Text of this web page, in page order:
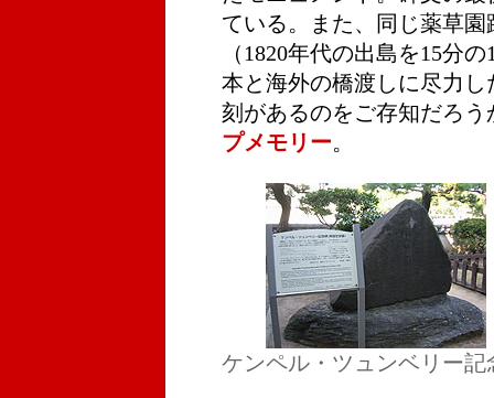
ている。また、同じ薬草
（1820年代の出島を15分
本と海外の橋渡しに尽力
刻があるのをご存知だろ
プメモリー。
ケンペル・ツュンベリー記